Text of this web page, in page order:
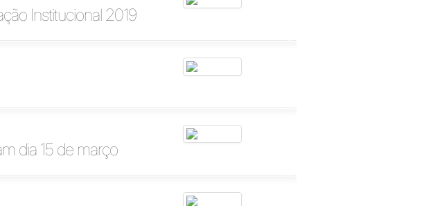
Institucional 2019
dia 15 de março